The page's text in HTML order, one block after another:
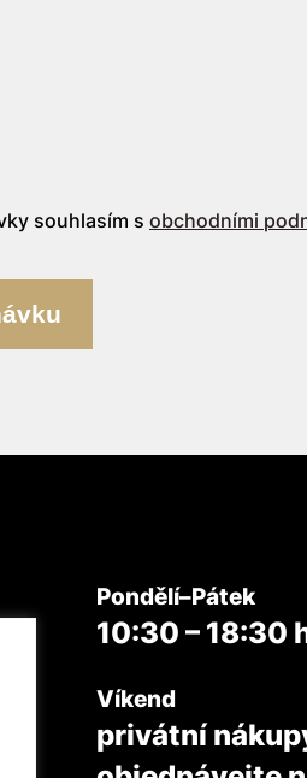
souhlasím s obchodními
Pondělí–Pátek
10:30 – 18:30
Víkend
privátní